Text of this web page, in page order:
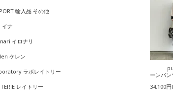
輸入品 その他
イナ
イロナリ
ケレン
ラボレイトリー
レイトリー
ーンパン
34,100